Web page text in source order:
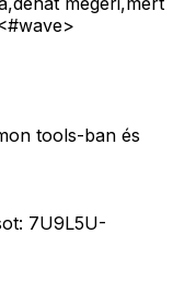
tools-ban és
7U9L5U-